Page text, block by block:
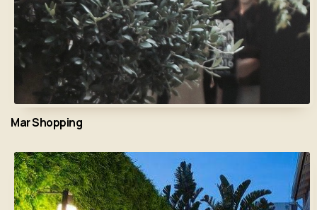
Mar Shopping